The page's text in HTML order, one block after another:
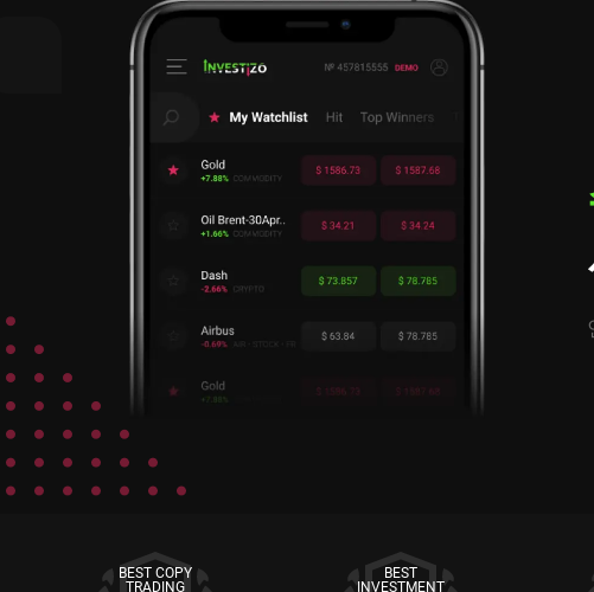
BEST COPY
TRADING
BEST
INVESTMENT